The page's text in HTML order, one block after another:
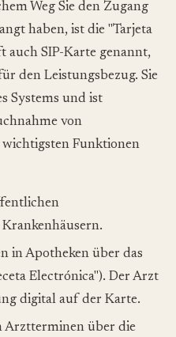
Weg Sie den Zugang
haben, ist die "Tarjeta
auch SIP-Karte genannt,
den Leistungsbezug. Sie
Systems und ist
von
Funktionen
in Apotheken über das
Electrónica"). Der Arzt
digital auf der Karte.
Arztterminen über die